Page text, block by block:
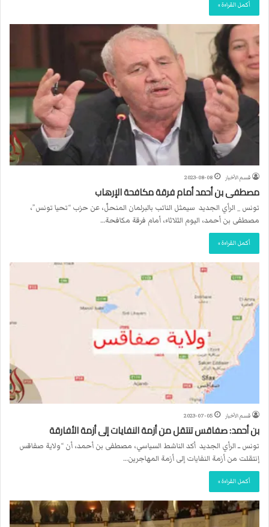
أكمل القراءة »
قسم الأخبار 2023-08-08
مصطفى بن أحمد أمام فرقة مكافحة الإرهاب
تونس _ الرأي الجديد سيمثل النائب بالبرلمان المنحلّ، عن حزب “تحيا تونس”،
مصطفى بن أحمد، اليوم الثلاثاء، أمام فرقة مكافحة…
أكمل القراءة »
قسم الأخبار 2023-07-05
بن أحمد: صفاقس تنتقل من أزمة النفايات إلى أزمة الأفارقة
تونس ــ الرأي الجديد أكد الناشط السياسي، مصطفى بن أحمد، أن “ولاية صفاقس
إنتقلت من أزمة النفايات إلى أزمة المهاجرين…
أكمل القراءة »